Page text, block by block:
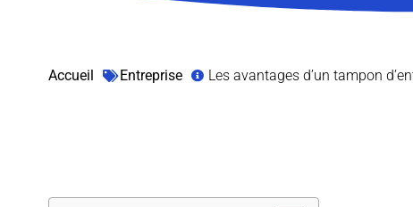
Accueil Entreprise Les avantages d’un tampon